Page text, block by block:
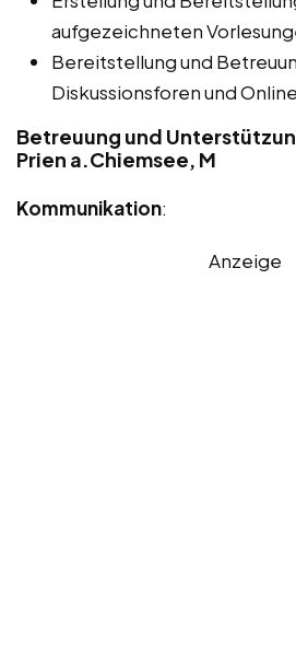
aufgezeichneten
Bereitstellung und
Diskussionsforen und
Betreuung und
Prien a.Chiemsee, M
Kommunikation:
Anzeige